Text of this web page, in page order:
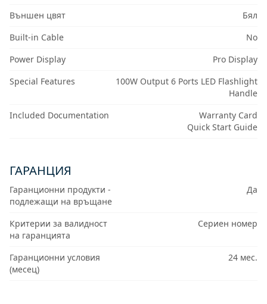
Външен цвят
Бял
Built-in Cable
No
Power Display
Pro Display
Special Features
100W Output 6 Ports LED Flashlight
Handle
Included Documentation
Warranty Card
Quick Start Guide
ГАРАНЦИЯ
Гаранционни продукти -
подлежащи на връщане
Да
Критерии за валидност
на гаранцията
Сериен номер
Гаранционни условия
(месец)
24 мес.